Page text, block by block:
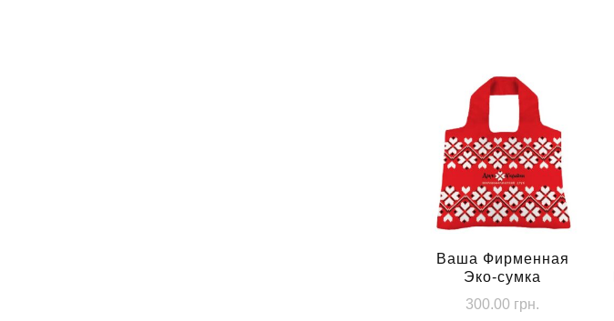
Ваша Фирменная
Эко-сумка
300.00 грн.